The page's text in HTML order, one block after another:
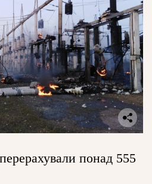
понад 555